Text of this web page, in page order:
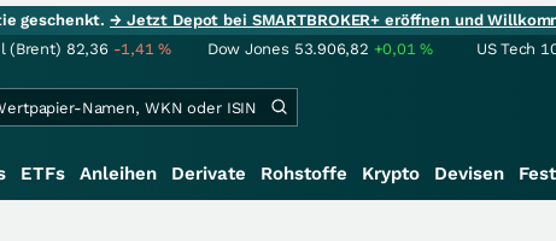
geschenkt.→ Jetzt Depot bei SMARTBROKER+ eröffnen und
(Brent) 82,36 -1,41% Dow Jones 53.906,82 +0,01% US Tech
ETFs Anleihen Derivate Rohstoffe Krypto Devisen